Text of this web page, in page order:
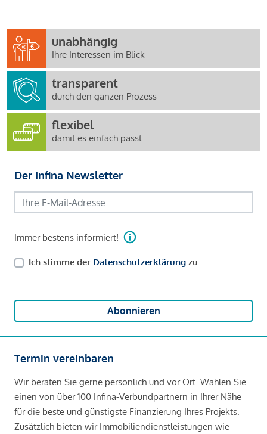
unabhängig
Ihre Interessen im Blick
transparent
durch den ganzen Prozess
flexibel
damit es einfach passt
Der Infina Newsletter
Immer bestens informiert!
Ich stimme der Datenschutzerklärung zu.
Abonnieren
Termin vereinbaren
Wir beraten Sie gerne persönlich und vor Ort. Wählen Sie
einen von über 100 Infina-Verbundpartnern in Ihrer Nähe
für die beste und günstigste Finanzierung Ihres Projekts.
Zusätzlich bieten wir Immobiliendienstleistungen wie